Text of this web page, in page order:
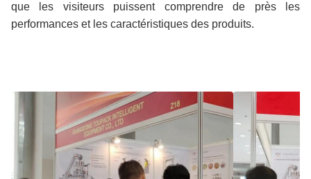
que les visiteurs puissent comprendre de près les
performances et les caractéristiques des produits.